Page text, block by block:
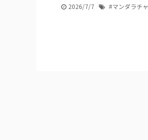
2026/7/7 #マンダラチ